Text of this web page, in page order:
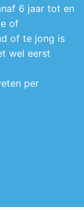
6 jaar tot en
of
of te jong is
wel eerst
per